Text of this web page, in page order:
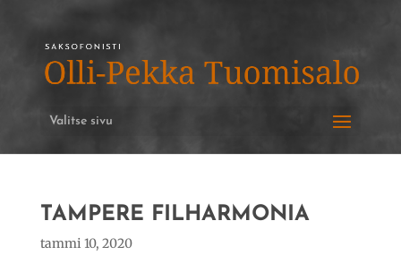
Valitse sivu
TAMPERE FILHARMONIA
tammi 10, 2020